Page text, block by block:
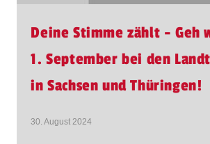
Deine Stimme zählt - Geh
1. September bei den
in Sachsen und Thüringen!
30. August 2024